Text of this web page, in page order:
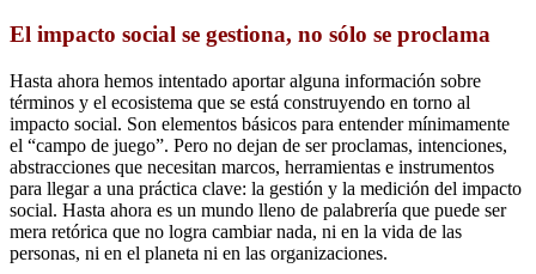
El impacto social se gestiona, no sólo se proclama
Hasta ahora hemos intentado aportar alguna información sobre
términos y el ecosistema que se está construyendo en torno al
impacto social. Son elementos básicos para entender mínimamente
el “campo de juego”. Pero no dejan de ser proclamas, intenciones,
abstracciones que necesitan marcos, herramientas e instrumentos
para llegar a una práctica clave: la gestión y la medición del impacto
social. Hasta ahora es un mundo lleno de palabrería que puede ser
mera retórica que no logra cambiar nada, ni en la vida de las
personas, ni en el planeta ni en las organizaciones.